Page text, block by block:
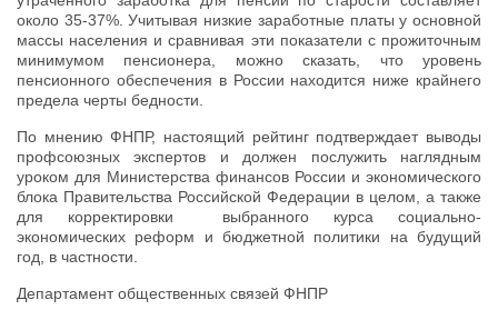
около 35-37%. Учитывая низкие заработные платы у основной
массы населения и сравнивая эти показатели с прожиточным
минимумом пенсионера, можно сказать, что уровень
пенсионного обеспечения в России находится ниже крайнего
предела черты бедности.
По мнению ФНПР, настоящий рейтинг подтверждает выводы
профсоюзных экспертов и должен послужить наглядным
уроком для Министерства финансов России и экономического
блока Правительства Российской Федерации в целом, а также
для корректировки выбранного курса социально-
экономических реформ и бюджетной политики на будущий
год, в частности.
Департамент общественных связей ФНПР